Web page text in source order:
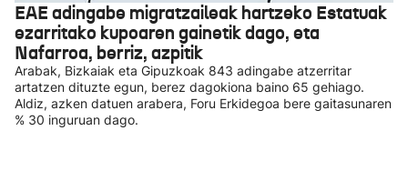
EAE adingabe migratzaileak hartzeko Estatuak
ezarritako kupoaren gainetik dago, eta
Nafarroa, berriz, azpitik
Arabak, Bizkaiak eta Gipuzkoak 843 adingabe atzerritar
artatzen dituzte egun, berez dagokiona baino 65 gehiago.
Aldiz, azken datuen arabera, Foru Erkidegoa bere gaitasunaren
% 30 inguruan dago.